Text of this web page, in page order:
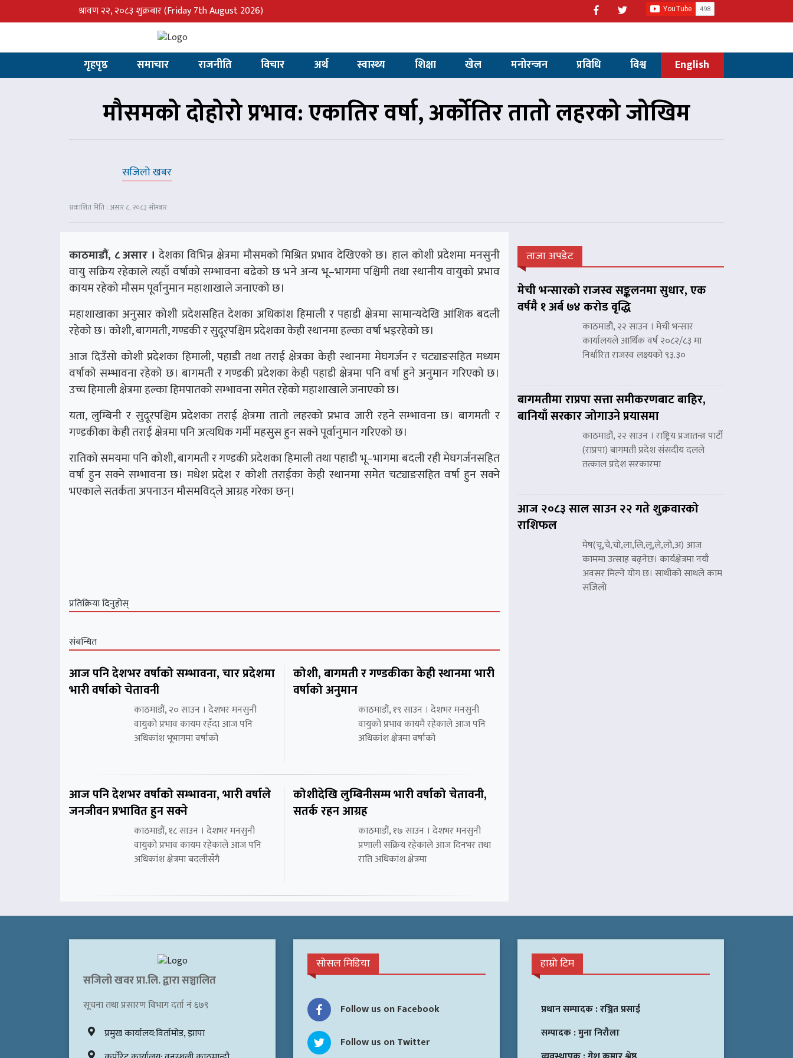
श्रावण २२, २०८३ शुक्रबार(Friday 7th August 2026)
गृहपृष्ठ समाचार राजनीति विचार अर्थ स्वास्थ्य शिक्षा खेल मनोरन्जन प्रविधि विश्व English
मौसमको दोहोरो प्रभाव: एकातिर वर्षा, अर्कोतिर तातो लहरको जोखिम
सजिलो खबर
प्रकाशित मिति : असार ८, २०८३ सोमबार
काठमाडौं, ८ असार । देशका विभिन्न क्षेत्रमा मौसमको मिश्रित प्रभाव देखिएको छ। हाल कोशी प्रदेशमा मनसुनी
वायु सक्रिय रहेकाले त्यहाँ वर्षाको सम्भावना बढेको छ भने अन्य भू–भागमा पश्चिमी तथा स्थानीय वायुको प्रभाव
कायम रहेको मौसम पूर्वानुमान महाशाखाले जनाएको छ।
महाशाखाका अनुसार कोशी प्रदेशसहित देशका अधिकांश हिमाली र पहाडी क्षेत्रमा सामान्यदेखि आंशिक बदली
रहेको छ। कोशी, बागमती, गण्डकी र सुदूरपश्चिम प्रदेशका केही स्थानमा हल्का वर्षा भइरहेको छ।
आज दिउँसो कोशी प्रदेशका हिमाली, पहाडी तथा तराई क्षेत्रका केही स्थानमा मेघगर्जन र चट्याङसहित मध्यम
वर्षाको सम्भावना रहेको छ। बागमती र गण्डकी प्रदेशका केही पहाडी क्षेत्रमा पनि वर्षा हुने अनुमान गरिएको छ।
उच्च हिमाली क्षेत्रमा हल्का हिमपातको सम्भावना समेत रहेको महाशाखाले जनाएको छ।
यता, लुम्बिनी र सुदूरपश्चिम प्रदेशका तराई क्षेत्रमा तातो लहरको प्रभाव जारी रहने सम्भावना छ। बागमती र
गण्डकीका केही तराई क्षेत्रमा पनि अत्यधिक गर्मी महसुस हुन सक्ने पूर्वानुमान गरिएको छ।
रातिको समयमा पनि कोशी, बागमती र गण्डकी प्रदेशका हिमाली तथा पहाडी भू–भागमा बदली रही मेघगर्जनसहित
वर्षा हुन सक्ने सम्भावना छ। मधेश प्रदेश र कोशी तराईका केही स्थानमा समेत चट्याङसहित वर्षा हुन सक्ने
भएकाले सतर्कता अपनाउन मौसमविद्ले आग्रह गरेका छन्।
प्रतिक्रिया दिनुहोस्
संबन्धित
आज पनि देशभर वर्षाको सम्भावना, चार प्रदेशमा
भारी वर्षाको चेतावनी
काठमाडौं, २० साउन । देशभर मनसुनी
वायुको प्रभाव कायम रहँदा आज पनि
अधिकांश भूभागमा वर्षाको
कोशी, बागमती र गण्डकीका केही स्थानमा भारी
वर्षाको अनुमान
काठमाडौं, १९ साउन । देशभर मनसुनी
वायुको प्रभाव कायमै रहेकाले आज पनि
अधिकांश क्षेत्रमा वर्षाको
आज पनि देशभर वर्षाको सम्भावना, भारी वर्षाले
जनजीवन प्रभावित हुन सक्ने
काठमाडौं, १८ साउन । देशभर मनसुनी
वायुको प्रभाव कायम रहेकाले आज पनि
अधिकांश क्षेत्रमा बदलीसँगै
कोशीदेखि लुम्बिनीसम्म भारी वर्षाको चेतावनी,
सतर्क रहन आग्रह
काठमाडौं, १७ साउन । देशभर मनसुनी
प्रणाली सक्रिय रहेकाले आज दिनभर तथा
राति अधिकांश क्षेत्रमा
ताजा अपडेट
मेची भन्सारको राजस्व सङ्कलनमा सुधार, एक
वर्षमै १ अर्ब ७४ करोड वृद्धि
काठमाडौं, २२ साउन । मेची भन्सार
कार्यालयले आर्थिक वर्ष २०८२/८३ मा
निर्धारित राजस्व लक्ष्यको ९३.३०
बागमतीमा राप्रपा सत्ता समीकरणबाट बाहिर,
बानियाँ सरकार जोगाउने प्रयासमा
काठमाडौं, २२ साउन । राष्ट्रिय प्रजातन्त्र पार्टी
(राप्रपा) बागमती प्रदेश संसदीय दलले
तत्काल प्रदेश सरकारमा
आज २०८३ साल साउन २२ गते शुक्रवारको
राशिफल
मेष(चू,चे,चो,ला,लि,लू,ले,लो,अ) आज
काममा उत्साह बढ्नेछ। कार्यक्षेत्रमा नयाँ
अवसर मिल्ने योग छ। साथीको साथले काम
सजिलो
सजिलो खवर प्रा.लि. द्वारा सञ्चालित
सूचना तथा प्रसारण विभाग दर्ता नं ६७९
प्रमुख कार्यालय:विर्तामोड, झापा
सोसल मिडिया
Follow us on Facebook
Follow us on Twitter
हाम्रो टिम
प्रधान सम्पादक :रञ्जित प्रसाई
सम्पादक :मुना निरौला